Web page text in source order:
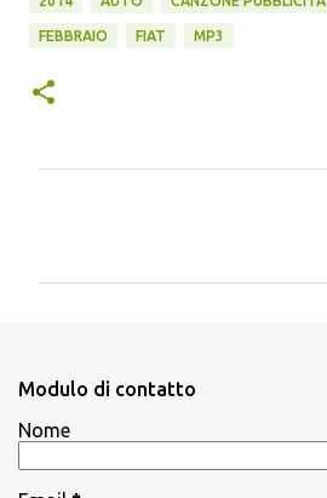
FEBBRAIO FIAT MP3
i
Modulo di contatto
Nome